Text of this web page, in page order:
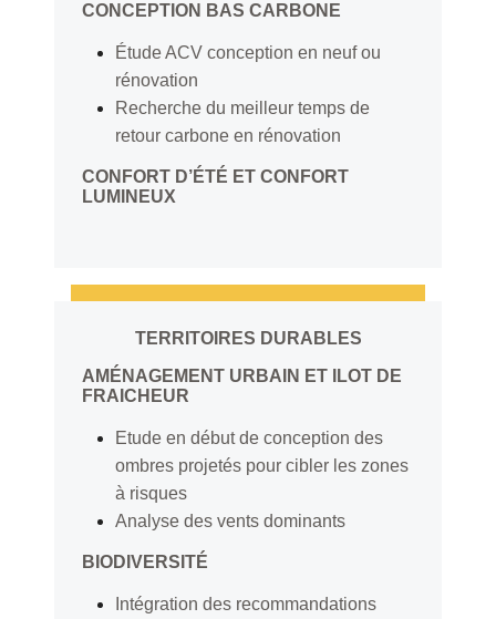
CONCEPTION BAS CARBONE
Étude ACV conception en neuf ou
rénovation
Recherche du meilleur temps de
retour carbone en rénovation
CONFORT D’ÉTÉ ET CONFORT
LUMINEUX
TERRITOIRES DURABLES
AMÉNAGEMENT URBAIN ET ILOT DE
FRAICHEUR
Etude en début de conception des
ombres projetés pour cibler les zones
à risques
Analyse des vents dominants
BIODIVERSITÉ
Intégration des recommandations